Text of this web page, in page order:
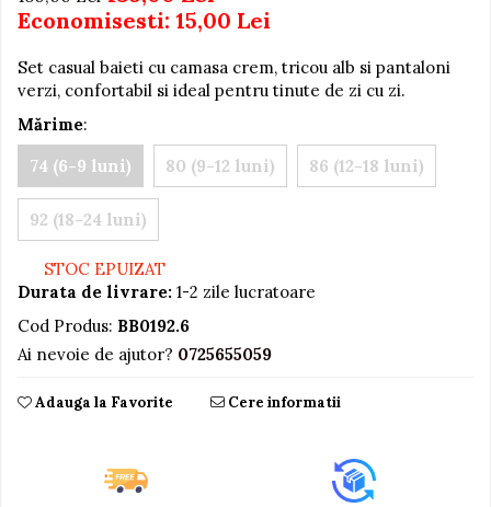
Jucarii educative din lemn
Motociclete
Muzica si instrumente
Pistoale
Plastilina
Proiectoare
Saltelute si centre de activitati
Set Avioane si submarine
Seturi de doctor
Seturi de rufe
Trenuri cu sine
Economisesti: 15,00 Lei
Set casual baieti cu camasa crem, tricou alb si pantaloni
verzi, confortabil si ideal pentru tinute de zi cu zi.
Mărime:
74 (6-9 luni)
80 (9-12 luni) 86 (12-18 luni)
92 (18-24 luni)
STOC EPUIZAT
Durata de livrare: 1-2 zile lucratoare
Cod Produs: BB0192.6
Ai nevoie de ajutor? 0725655059
Adauga la Favorite Cere informatii